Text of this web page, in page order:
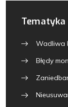
Tematyka
Wadliwa
Błędy